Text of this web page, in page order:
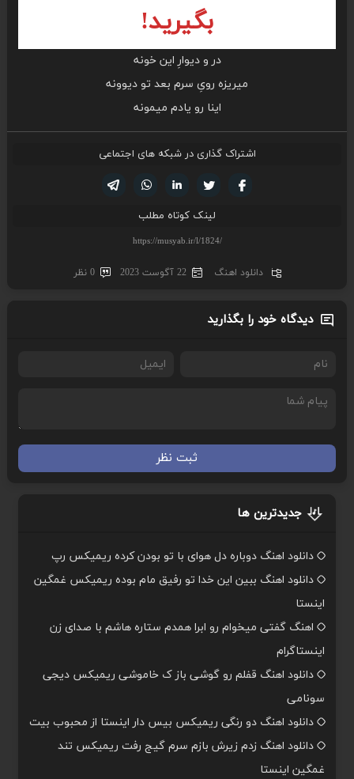
بگیرید!
در و دیوارِ این خونه
میریزه رویِ سرم بعد تو دیوونه
اینا رو یادم میمونه
اشتراک گذاری در شبکه های اجتماعی
لینکدین تویتر
فیسوک
لینک کوتاه مطلب
دانلود اهنگ 22 آگوست 2023 0 نظر
دیدگاه خود را بگذارید
ثبت نظر
جدیدترین ها
دانلود اهنگ دوباره دل هوای با تو بودن کرده ریمیکس رپ
دانلود اهنگ ببین این خدا تو رفیق مام بوده ریمیکس غمگین
اینستا
اهنگ گفتی میخوام رو ابرا همدم ستاره هاشم با صدای زن
اینستاگرام
دانلود اهنگ قفلم رو گوشی باز ک خاموشی ریمیکس دیجی
سونامی
دانلود اهنگ دو رنگی ریمیکس بیس دار اینستا از محبوب بیت
دانلود اهنگ زدم زیرش بازم سرم گیج رفت ریمیکس تند
غمگین اینستا